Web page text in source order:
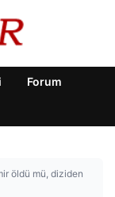
Forum
öldü mü, diziden